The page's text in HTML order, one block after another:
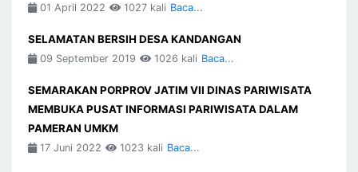
01 April 2022 1027 kali Baca...
SELAMATAN BERSIH DESA KANDANGAN
09 September 2019 1026 kali Baca...
SEMARAKAN PORPROV JATIM VII DINAS PARIWISATA
MEMBUKA PUSAT INFORMASI PARIWISATA DALAM
PAMERAN UMKM
17 Juni 2022 1023 kali Baca...